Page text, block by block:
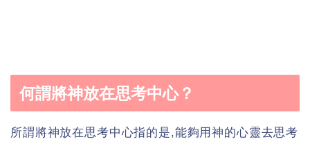
何謂將神放在思考中心？
所謂將神放在思考中心指的是,能夠用神的心靈去思考